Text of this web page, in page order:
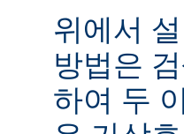
위에서
방법은
하여 두